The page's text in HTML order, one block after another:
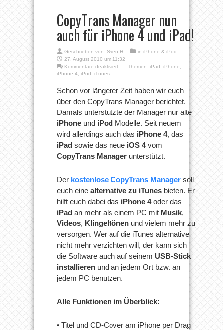
CopyTrans Manager nun
auch für iPhone 4 und iPad!
Geschrieben von: Sven H. in iPhone & iPod
27. August 2010 um 11:32
Kommentare deaktiviertfür
nun
auch
für
4
und
Themen: iPad iPhone
iPhone 4
iPod iTunes
Schon vor längerer Zeit haben wir euch
über den CopyTrans Manager berichtet.
Damals unterstützte der Manager nur alte
iPhone und iPod Modelle. Seit neuem
wird allerdings auch das iPhone 4, das
iPad sowie das neue iOS 4vom
CopyTrans Manager unterstützt.
Der kostenlose CopyTrans Manager soll
euch eine alternative zu iTunes bieten. Er
hilft euch dabei das iPhone 4oder das
iPad an mehr als einem PC mit Musik,
Videos, Klingeltönen und vielem mehr zu
versorgen. Wer auf die iTunes alternative
nicht mehr verzichten will, der kann sich
die Software auch auf seinem USB-Stick
installieren und an jedem Ort bzw. an
jedem PC benutzen.
Alle Funktionen im Überblick:
• Titel und CD-Cover am iPhone per Drag